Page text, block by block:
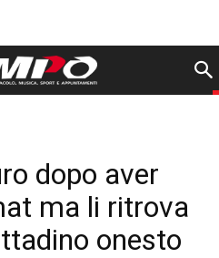
dopo aver
ma li ritrova
onesto